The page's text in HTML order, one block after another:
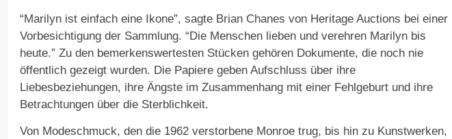
“Marilyn ist einfach eine Ikone”, sagte Brian Chanes von Heritage Auctions bei einer
Vorbesichtigung der Sammlung. “Die Menschen lieben und verehren Marilyn bis
heute.” Zu den bemerkenswertesten Stücken gehören Dokumente, die noch nie
öffentlich gezeigt wurden. Die Papiere geben Aufschluss über ihre
Liebesbeziehungen, ihre Ängste im Zusammenhang mit einer Fehlgeburt und ihre
Betrachtungen über die Sterblichkeit.
Von Modeschmuck, den die 1962 verstorbene Monroe trug, bis hin zu Kunstwerken,